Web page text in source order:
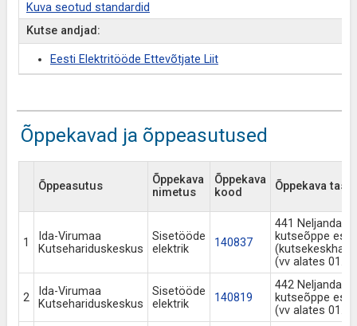
Kuva seotud standardid
Kutse andjad:
Eesti Elektritööde Ettevõtjate Liit
Õppekavad ja õppeasutused
Õppeasutus
Õppekava
nimetus
Õppekava
kood
Õppekava
1
Ida-Virumaa
Kutsehariduskeskus
Sisetööde
elektrik
140837
441 Neljanda
kutseõppe
(vv alates
2
Ida-Virumaa
Kutsehariduskeskus
Sisetööde
elektrik
140819
442 Neljanda
kutseõppe
(vv alates